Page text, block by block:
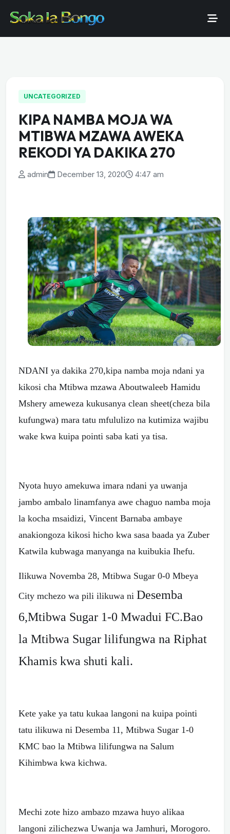
UNCATEGORIZED
KIPA NAMBA MOJA WA
MTIBWA MZAWA AWEKA
REKODI YA DAKIKA 270
admin December 13, 2020 4:47 am
NDANI ya dakika 270,kipa namba moja ndani ya
kikosi cha Mtibwa mzawa Aboutwaleeb Hamidu
Mshery ameweza kukusanya clean sheet(cheza bila
kufungwa) mara tatu mfululizo na kutimiza wajibu
wake kwa kuipa pointi saba kati ya tisa.
Nyota huyo amekuwa imara ndani ya uwanja
jambo ambalo linamfanya awe chaguo namba moja
la kocha msaidizi, Vincent Barnaba ambaye
anakiongoza kikosi hicho kwa sasa baada ya Zuber
Katwila kubwaga manyanga na kuibukia Ihefu.
Ilikuwa Novemba 28, Mtibwa Sugar 0-0 Mbeya
City mchezo wa pili ilikuwa ni Desemba
6,Mtibwa Sugar 1-0 Mwadui FC.Bao
la Mtibwa Sugar lilifungwa na Riphat
Khamis kwa shuti kali.
Kete yake ya tatu kukaa langoni na kuipa pointi
tatu ilikuwa ni Desemba 11, Mtibwa Sugar 1-0
KMC bao la Mtibwa lilifungwa na Salum
Kihimbwa kwa kichwa.
Mechi zote hizo ambazo mzawa huyo alikaa
langoni zilichezwa Uwanja wa Jamhuri, Morogoro.